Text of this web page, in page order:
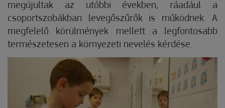
megújultak az utóbbi években, ráadául a
csoportszobákban levegőszűrők is működnek. A
megfelelő körülmények mellett a legfontosabb
természetesen a környezeti nevelés kérdése.